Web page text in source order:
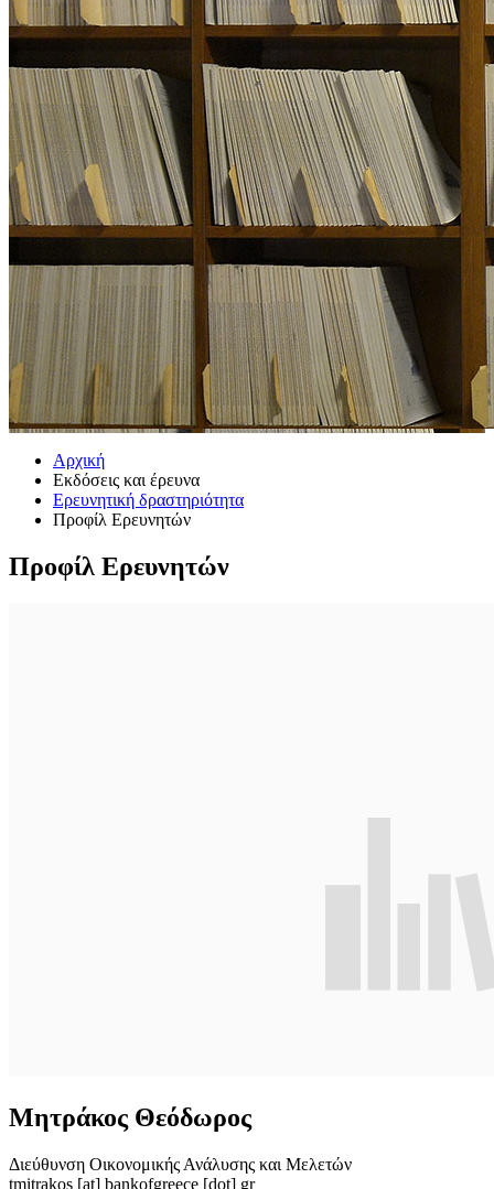
Αρχική
Εκδόσεις και έρευνα
Ερευνητική δραστηριότητα
Προφίλ Ερευνητών
Προφίλ Ερευνητών
Μητράκος Θεόδωρος
Διεύθυνση Οικονομικής Ανάλυσης και Μελετών
tmitrakos [at] bankofgreece [dot] gr